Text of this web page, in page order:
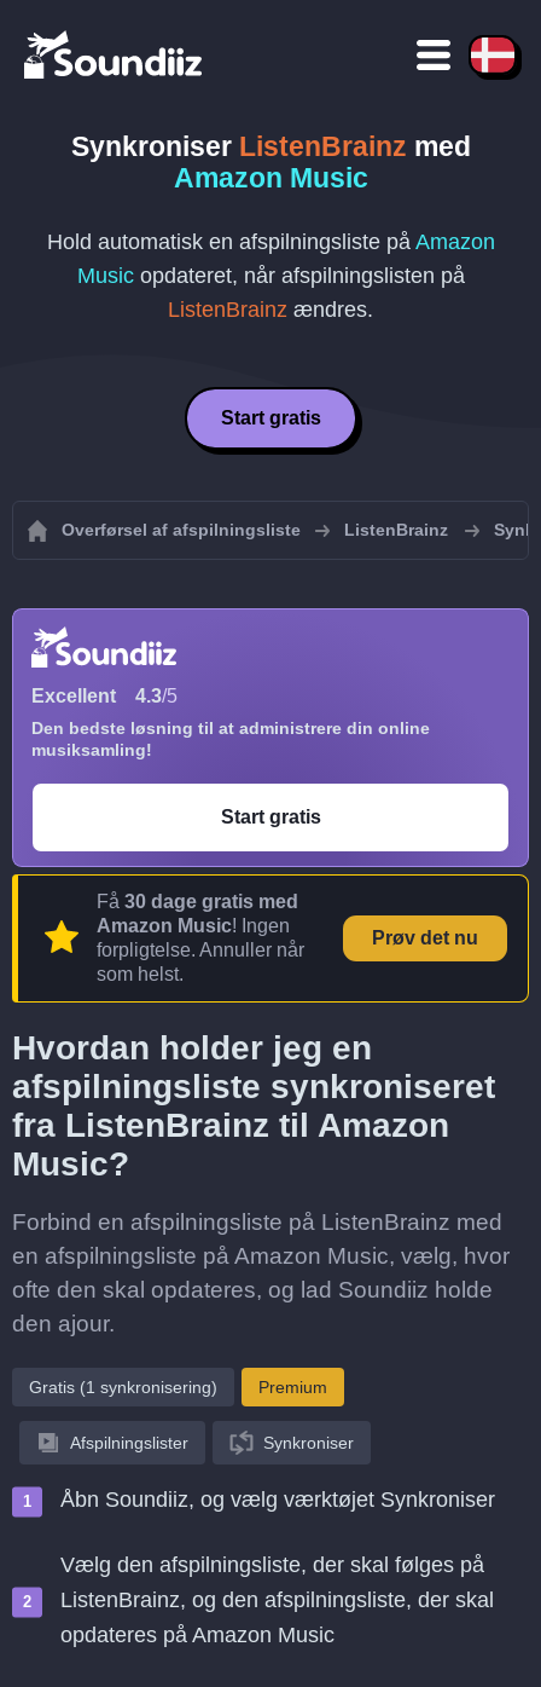
Synkroniser ListenBrainz med
Amazon Music
Hold automatisk en afspilningsliste på Amazon
Musicopdateret, når afspilningslisten på
ListenBrainz ændres.
Start gratis
Overførsel af afspilningsliste ListenBrainz
Excellent 4.3/5
Den bedste løsning til at administrere din online
musiksamling!
Start gratis
Få 30 dage gratis med
Amazon Music! Ingen
forpligtelse. Annuller når
som helst.
Prøv det nu
Hvordan holder jeg en
afspilningsliste synkroniseret
fra ListenBrainz til Amazon
Music?
Forbind en afspilningsliste på ListenBrainz med
en afspilningsliste på Amazon Music, vælg, hvor
ofte den skal opdateres, og lad Soundiiz holde
den ajour.
Gratis (1 synkronisering) Premium
Afspilningslister Synkroniser
Åbn Soundiiz, og vælg værktøjet Synkroniser
Vælg den afspilningsliste, der skal følges på
ListenBrainz, og den afspilningsliste, der skal
opdateres på Amazon Music